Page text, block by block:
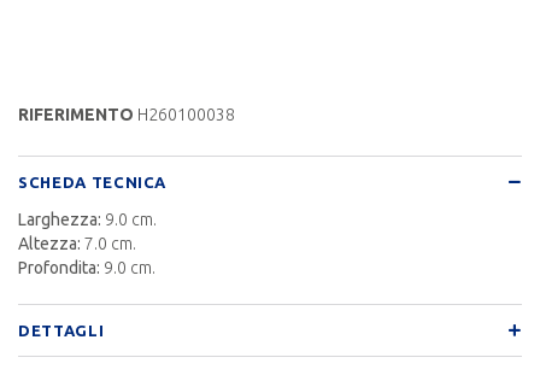
RIFERIMENTO H260100038
SCHEDA TECNICA
Larghezza: 9.0 cm.
Altezza: 7.0 cm.
Profondita: 9.0 cm.
DETTAGLI